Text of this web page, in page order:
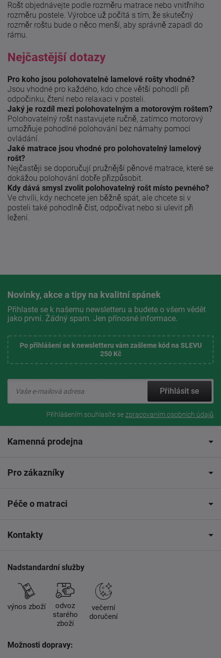
Rošt objednávejte podle rozměru matrace nebo vnitřního
rozměru postele. Výrobce už počítá s tím, že skutečný
rozměr roštu bude o něco menší, aby správně zapadl do
rámu.
Nejčastější dotazy
Pro koho jsou polohovatelné lamelové rošty vhodné?
Jsou vhodné pro každého, kdo chce větší pohodlí při
odpočinku, čtení nebo relaxaci v posteli.
Jaký je rozdíl mezi polohovatelným a motorovým roštem?
Polohovatelný rošt nastavujete ručně, zatímco motorový
umožňuje pohodlné polohování bez námahy pomocí
ovládání.
Jaké matrace jsou vhodné pro polohovatelný lamelový
rošt?
Nejčastěji se doporučují pružnější pěnové matrace, které se
dokážou polohování dobře přizpůsobit.
Kdy dává smysl zvolit polohovatelný rošt místo pevného?
Ve chvíli, kdy nechcete jen běžně spát, ale chcete si v
posteli také pohodlně číst, odpočívat nebo si ulevit při
ležení.
Novinky, akce a tipy na kvalitní spánek
Přihlaste se k našemu newsletteru a budete o všem vědět
jako první. Žádný spam. Jen přínosné informace.
Po přihlášení se k newsletteru vám zašleme kód na SLEVU
250 Kč
Přihlásit se
Přihlášením souhlasíte sezpracovaním osobních údajů
Kamenná prodejna
Pro zákazníky
Péče o matraci
Kontakty
Nadstandardní služby
výnos zboží
odvoz
starého
zboží
večerní
doručení
Možnosti dopravy: